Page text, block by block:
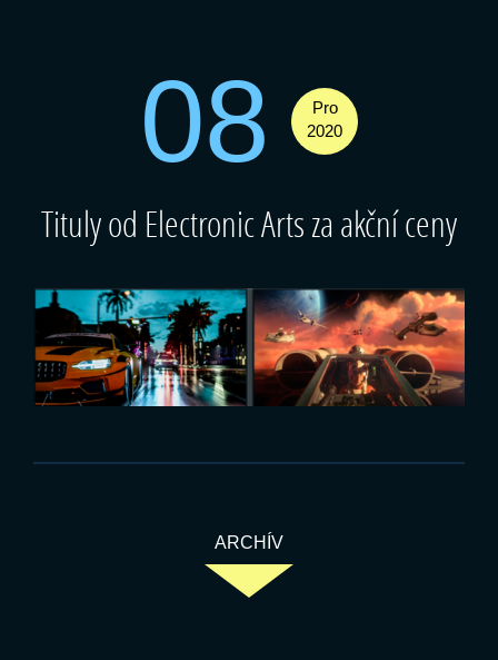
08
Pro
2020
Tituly od Electronic Arts za akční ceny
ARCHÍV